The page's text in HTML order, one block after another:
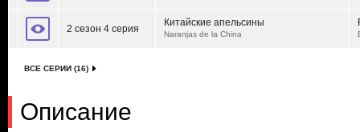
2 сезон 4 серия
Китайские апельсины
Naranjas de la China
ВСЕ СЕРИИ (16)
Описание